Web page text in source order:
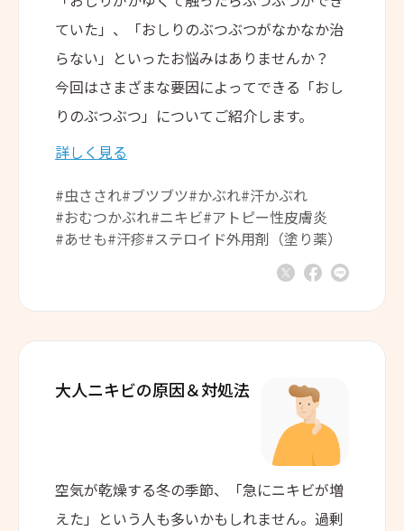
ていた」、「おしりのぶつぶつがなかなか治
らない」といったお悩みはありませんか？
今回はさまざまな要因によってできる「おし
りのぶつぶつ」についてご紹介します。
詳しく見る
#虫さされ#ブツブツ#かぶれ#汗かぶれ
#おむつかぶれ#ニキビ#アトピー性皮膚炎
#あせも#汗疹#ステロイド外用剤（塗り薬）
大人ニキビの原因＆対処法
空気が乾燥する冬の季節、「急にニキビが増
えた」という人も多いかもしれません。過剰